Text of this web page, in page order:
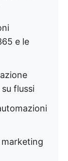
e le
flussi